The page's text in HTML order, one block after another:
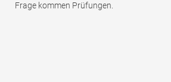
Frage kommen Prüfungen.